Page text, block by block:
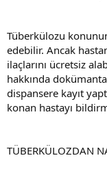
Tüberkülozu
edebilir. Ancak
ilaçlarını ücretsiz
hakkında
dispansere kayıt
konan hastayı
TÜBERKÜLOZDAN